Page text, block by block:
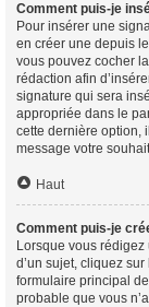
Comment puis-je
Pour insérer une
en créer une depuis
vous pouvez cocher
rédaction afin
signature qui sera
appropriée dans le
cette dernière option,
message votre
Haut
Comment puis-je
Lorsque vous
d’un sujet, cliquez
formulaire principal
probable que vous